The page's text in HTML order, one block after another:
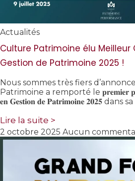
Actualités
Culture Patrimoine élu Meilleur
Gestion de Patrimoine 2025 !
Nous sommes très fiers
Patrimoine a remporté le 𝐩𝐫𝐞𝐦𝐢𝐞𝐫
𝐞𝐧 𝐆𝐞𝐬𝐭𝐢𝐨𝐧 𝐝𝐞 𝐏𝐚𝐭𝐫𝐢𝐦𝐨𝐢𝐧𝐞 𝟐𝟎𝟐𝟓 dans
Lire la suite >
2 octobre 2025 Aucun